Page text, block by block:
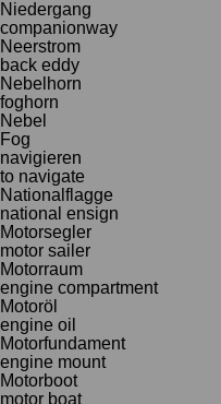
Niedergang
companionway
Neerstrom
back eddy
Nebelhorn
foghorn
Nebel
Fog
navigieren
to navigate
Nationalflagge
national ensign
Motorsegler
motor sailer
Motorraum
engine compartment
Motoröl
engine oil
Motorfundament
engine mount
Motorboot
motor boat